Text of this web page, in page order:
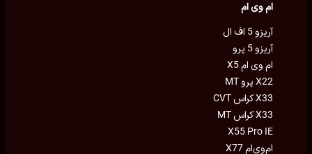
ام وی ام
آریزو 5 اف ال
آریزو 5 پرو
ام وی ام X5
X22 پرو MT
X33 کراس CVT
X33 کراس MT
X55 Pro IE
ام‌وی‌ام X77